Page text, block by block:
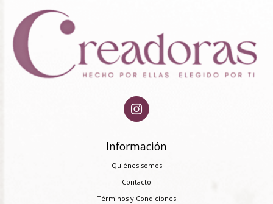
Información
Quiénes somos
Contacto
Términos y Condiciones